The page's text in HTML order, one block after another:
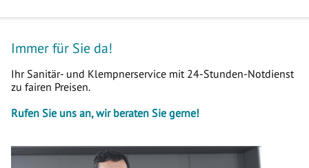
Immer für Sie da!
Ihr Sanitär- und Klempnerservice mit 24-Stunden-Notdienst
zu fairen Preisen.
Rufen Sie uns an, wir beraten Sie gerne!